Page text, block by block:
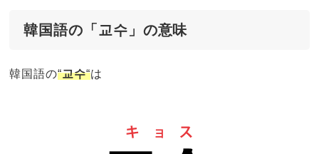
韓国語の「교수」の意味
韓国語の“교수“は